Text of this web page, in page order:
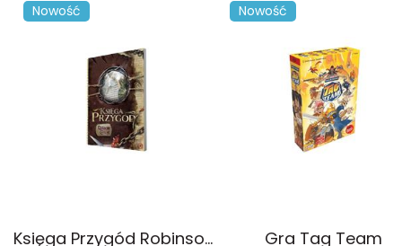
Nowość
Księga Przygód Robinson Crusoe
Nowość
Gra Tag Team